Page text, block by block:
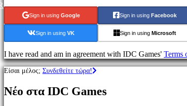
Παιχνίδια
Στρατιγικής
Παιχνίδια
Περιπέτειας
MMO
Παιχνίδια
RPG
Σπορ
Sign in using Google Sign in using Facebook
Sign in using VK Sign in using Microsoft
I have read and am in agreement with IDC Games' Terms
Είσαι μέλος; Συνδεθείτε τώρα!
Νέο στα IDC Games